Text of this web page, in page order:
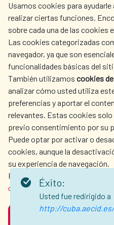
Usamos cookies para
realizar ciertas funciones.
sobre cada una de las cookies
Las cookies categorizadas
navegador, ya que son
funcionalidades básicas del
También utilizamos cookies
analizar cómo usted utiliza
preferencias y aportar el
relevantes. Estas cookies solo
previo consentimiento por su
Puede optar por activar o
cookies, aunque la
su experiencia de navegación.
Para obtener más información,
cookies
centro.informacion@aecid.es
LA AECID
ACCIÓN HUMANITARIA
CULTURA Y CIENCIA
NUESTRAS REDES
Éxito:
Usted fue redirigido a
http://